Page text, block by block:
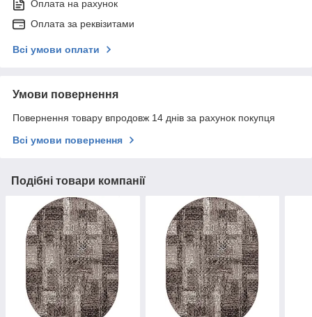
Оплата на рахунок
Оплата за реквізитами
Всі умови оплати
Умови повернення
Повернення товару впродовж 14 днів за рахунок покупця
Всі умови повернення
Подібні товари компанії